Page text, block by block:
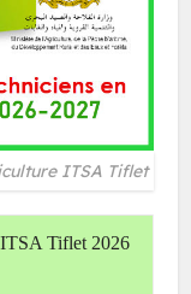
ITSA Tiflet
Tiflet 2026